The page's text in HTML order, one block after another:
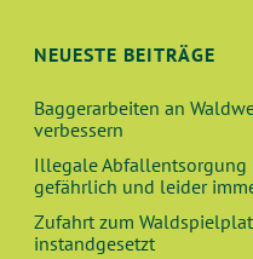
NEUESTE BEITRÄGE
Baggerarbeiten an
verbessern
Illegale Abfallentsorgung
gefährlich und leider
Zufahrt zum
instandgesetzt